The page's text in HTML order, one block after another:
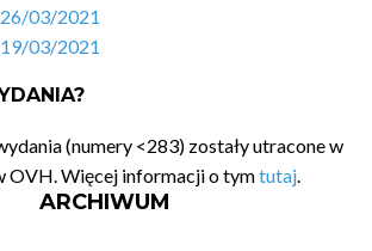
03/2021
03/2021
(numery <283) zostały utracone w
OVH. Więcej informacji o tymtutaj.
ARCHIWUM